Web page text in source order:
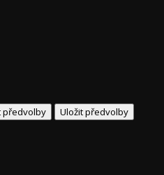
předvolby Uložit předvolby